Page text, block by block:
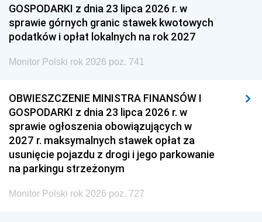
GOSPODARKI z dnia 23 lipca 2026 r. w
sprawie górnych granic stawek kwotowych
podatków i opłat lokalnych na rok 2027
Monitor Polski rok 2026 poz. 741
OBWIESZCZENIE MINISTRA FINANSÓW I
GOSPODARKI z dnia 23 lipca 2026 r. w
sprawie ogłoszenia obowiązujących w
2027 r. maksymalnych stawek opłat za
usunięcie pojazdu z drogi i jego parkowanie
na parkingu strzeżonym
Monitor Polski rok 2026 poz. 727